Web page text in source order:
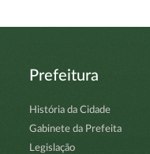
Prefeitura
História da Cidade
Gabinete da Prefeita
Legislação